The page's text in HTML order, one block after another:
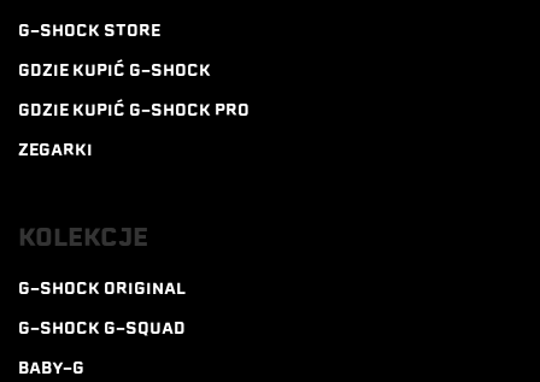
G-SHOCK STORE
GDZIE KUPIĆ G-SHOCK
GDZIE KUPIĆ G-SHOCK PRO
ZEGARKI
KOLEKCJE
G-SHOCK ORIGINAL
G-SHOCK G-SQUAD
BABY-G